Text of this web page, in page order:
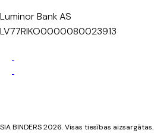
Luminor Bank AS
LV77RIKO0000080023913
SIA BINDERS 2026. Visas tiesības aizsargātas.